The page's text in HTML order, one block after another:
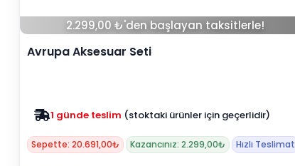
2.299,00 ₺'den başlayan taksitlerle!
Avrupa Aksesuar Seti
1 günde teslim (stoktaki ürünler için geçerlidir)
Sepette: 20.691,00₺ Kazancınız: 2.299,00₺ Hızlı Teslimat